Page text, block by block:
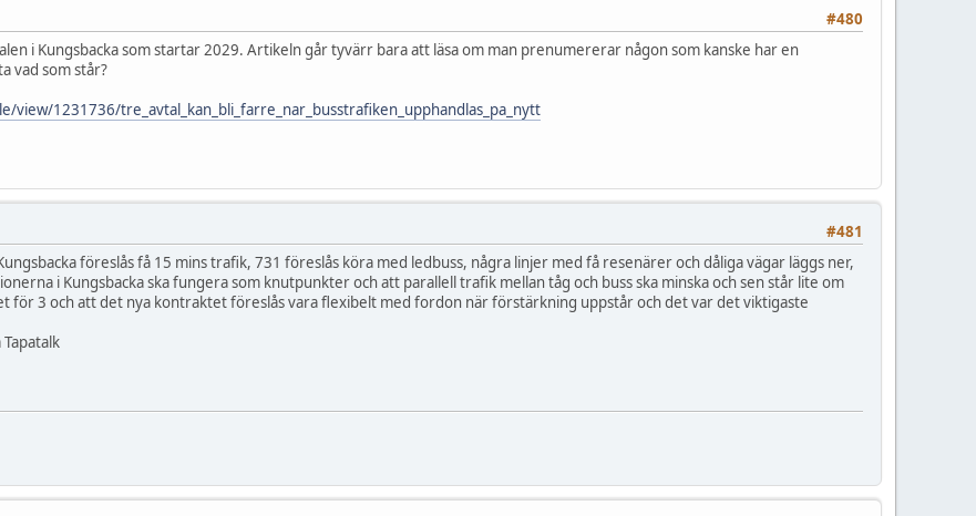
#480
i Kungsbacka som startar 2029. Artikeln går tyvärr bara att läsa om man prenumererar någon som kanske har en
vad som står?
1231736/tre_avtal_kan_bli_farre_nar_busstrafiken_upphandlas_pa_nytt
#481
föreslås få 15 mins trafik, 731 föreslås köra med ledbuss, några linjer med få resenärer och dåliga vägar läggs ner,
i Kungsbacka ska fungera som knutpunkter och att parallell trafik mellan tåg och buss ska minska och sen står lite om
för 3 och att det nya kontraktet föreslås vara flexibelt med fordon när förstärkning uppstår och det var det viktigaste